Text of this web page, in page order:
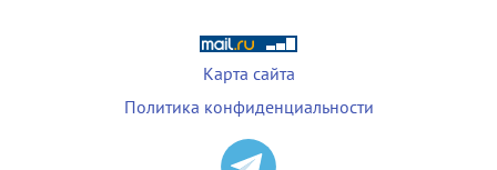
Карта сайта
Политика конфиденциальности